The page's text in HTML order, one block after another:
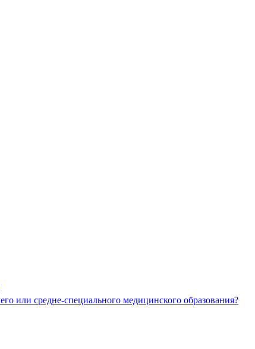
или средне-специального медицинского образования?